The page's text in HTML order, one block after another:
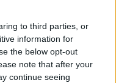
to third parties, or
information for
the below opt-out
note that after your
continue seeing
is